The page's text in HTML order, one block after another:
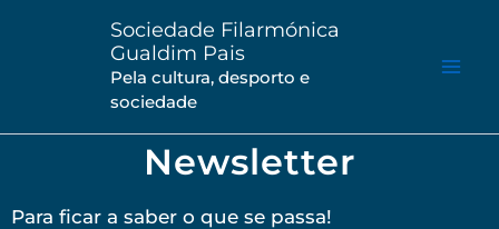
Sociedade Filarmónica
Gualdim Pais
Pela cultura, desporto e
sociedade
Newsletter
Para ficar a saber o que se passa!